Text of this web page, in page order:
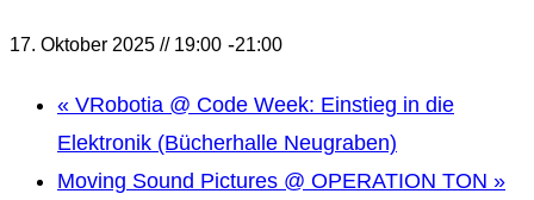
17. Oktober 2025 // 19:00 -21:00
« VRobotia @ Code Week: Einstieg in die
Elektronik (Bücherhalle Neugraben)
Moving Sound Pictures @ OPERATION TON »